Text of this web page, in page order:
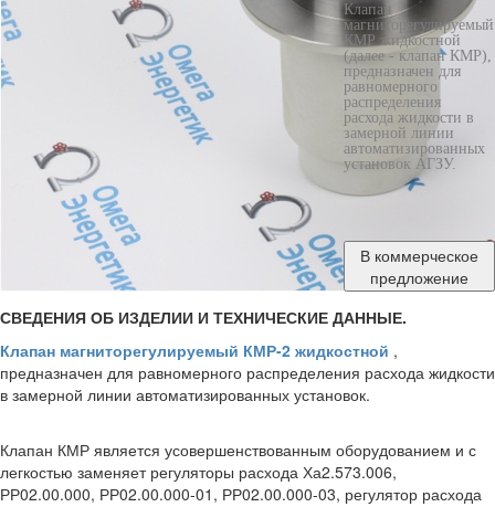
Клапан
магниторегулируемый
КМР жидкостной
(далее - клапан КМР),
предназначен для
равномерного
распределения
расхода жидкости в
замерной линии
автоматизированных
установок АГЗУ.
В коммерческое
предложение
СВЕДЕНИЯ ОБ ИЗДЕЛИИ И ТЕХНИЧЕСКИЕ ДАННЫЕ.
Клапан магниторегулируемый КМР-2 жидкостной ,
предназначен для равномерного распределения расхода жидкости
в замерной линии автоматизированных установок.
Клапан КМР является усовершенствованным оборудованием и с
легкостью заменяет регуляторы расхода Ха2.573.006,
РР02.00.000, РР02.00.000-01, РР02.00.000-03, регулятор расхода